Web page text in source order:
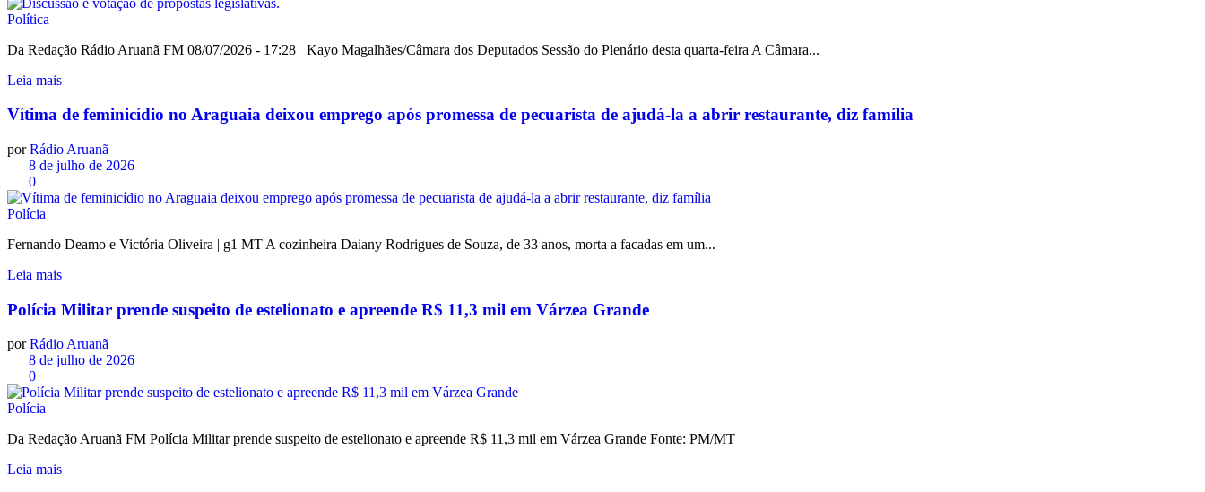
Política
Da Redação Rádio Aruanã FM 08/07/2026 - 17:28 Kayo Magalhães/Câmara dos Deputados Sessão do Plenário desta quarta-feira A Câmara...
Leia mais
Vítima de feminicídio no Araguaia deixou emprego após promessa de pecuarista de ajudá-la a abrir restaurante, diz família
por Rádio Aruanã
8 de julho de 2026
0
Polícia
Fernando Deamo e Victória Oliveira | g1 MT A cozinheira Daiany Rodrigues de Souza, de 33 anos, morta a facadas em um...
Leia mais
Polícia Militar prende suspeito de estelionato e apreende R$ 11,3 mil em Várzea Grande
por Rádio Aruanã
8 de julho de 2026
0
Polícia
Da Redação Aruanã FM Polícia Militar prende suspeito de estelionato e apreende R$ 11,3 mil em Várzea Grande Fonte: PM/MT
Leia mais